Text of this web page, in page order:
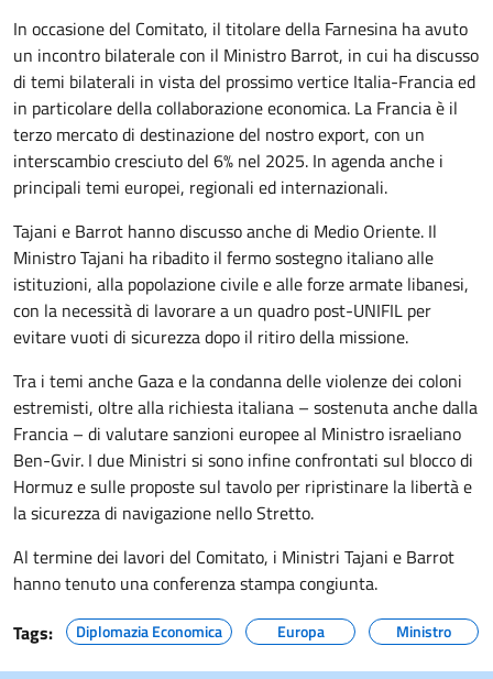
In occasione del Comitato, il titolare della Farnesina ha avuto
un incontro bilaterale con il Ministro Barrot, in cui ha discusso
di temi bilaterali in vista del prossimo vertice Italia-Francia ed
in particolare della collaborazione economica. La Francia è il
terzo mercato di destinazione del nostro export, con un
interscambio cresciuto del 6% nel 2025. In agenda anche i
principali temi europei, regionali ed internazionali.
Tajani e Barrot hanno discusso anche di Medio Oriente. Il
Ministro Tajani ha ribadito il fermo sostegno italiano alle
istituzioni, alla popolazione civile e alle forze armate libanesi,
con la necessità di lavorare a un quadro post-UNIFIL per
evitare vuoti di sicurezza dopo il ritiro della missione.
Tra i temi anche Gaza e la condanna delle violenze dei coloni
estremisti, oltre alla richiesta italiana – sostenuta anche dalla
Francia – di valutare sanzioni europee al Ministro israeliano
Ben-Gvir. I due Ministri si sono infine confrontati sul blocco di
Hormuz e sulle proposte sul tavolo per ripristinare la libertà e
la sicurezza di navigazione nello Stretto.
Al termine dei lavori del Comitato, i Ministri Tajani e Barrot
hanno tenuto una conferenza stampa congiunta.
Tags:
Diplomazia Economica Europa Ministro